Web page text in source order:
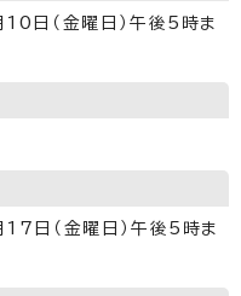
日（金曜日）午後5時ま
日（金曜日）午後5時ま